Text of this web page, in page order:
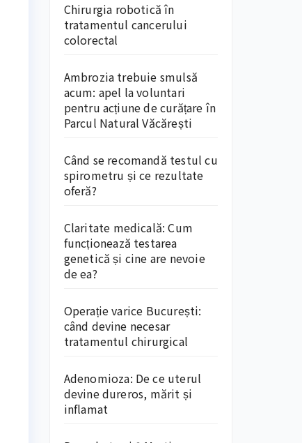
Chirurgia robotică în
tratamentul cancerului
colorectal
Ambrozia trebuie smulsă
acum: apel la voluntari
pentru acțiune de curățare în
Parcul Natural Văcărești
Când se recomandă testul cu
spirometru și ce rezultate
oferă?
Claritate medicală: Cum
funcționează testarea
genetică și cine are nevoie
de ea?
Operație varice București:
când devine necesar
tratamentul chirurgical
Adenomioza: De ce uterul
devine dureros, mărit și
inflamat